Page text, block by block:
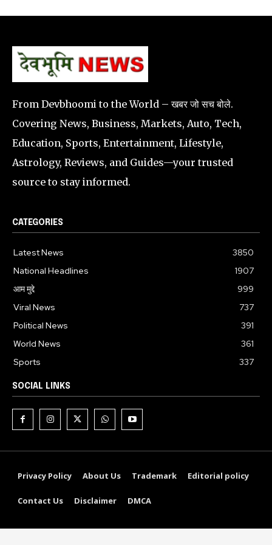
From Devbhoomi to the World – खबर जो सच बोले.
Covering News, Business, Markets, Auto, Tech,
Education, Sports, Entertainment, Lifestyle,
Astrology, Reviews, and Guides—your trusted
source to stay informed.
CATEGORIES
Latest News
3850
National Headlines
1907
आम मुद्दे
999
Viral News
737
Political News
391
World News
361
Sports
337
SOCIAL LINKS
Privacy Policy About Us Trademark Editorial policy
Contact Us Disclaimer DMCA